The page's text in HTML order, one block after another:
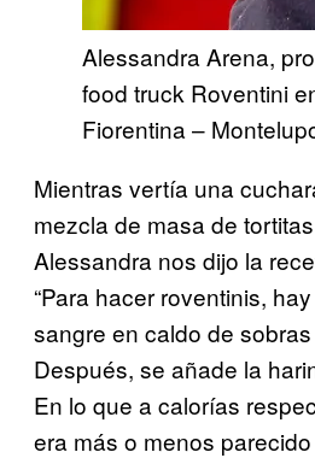
Alessandra Arena,
food truck Roventini
Fiorentina –
Mientras vertía una
mezcla de masa de
Alessandra nos dijo la
“Para hacer roventinis,
sangre en caldo de
Después, se añade la
En lo que a calorías
era más o menos